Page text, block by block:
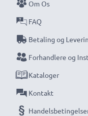
Om Os
FAQ
Betaling og
Forhandlere og
Kataloger
Kontakt